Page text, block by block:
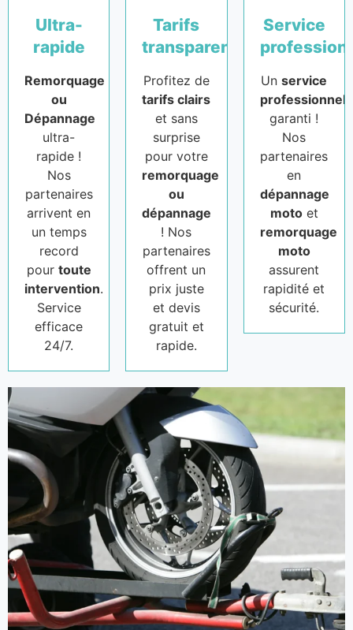
Ultra-
rapide
Remorquage
ou
Dépannage
ultra-
rapide !
Nos
partenaires
arrivent en
un temps
record
pour toute
intervention.
Service
efficace
24/7.
Tarifs
transparents
Profitez de
tarifs clairs
et sans
surprise
pour votre
remorquage
ou
dépannage
! Nos
partenaires
offrent un
prix juste
et devis
gratuit et
rapide.
Service
Unservice
professionnel
garanti !
Nos
partenaires
en
dépannage
motoet
remorquage
moto
assurent
rapidité et
sécurité.